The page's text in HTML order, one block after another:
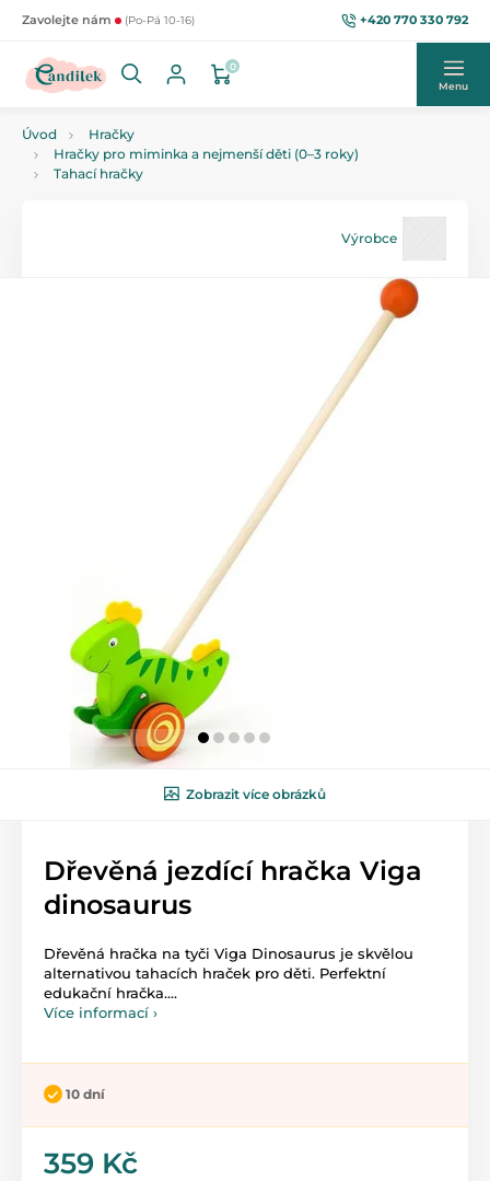
Zavolejte nám (Po-Pá 10-16) +420 770 330 792
0
Menu
Úvod
Hračky
Hračky pro miminka a nejmenší děti (0–3 roky)
Tahací hračky
Výrobce
Zobrazit více obrázků
Dřevěná jezdící hračka Viga
dinosaurus
Dřevěná hračka na tyči Viga Dinosaurus je skvělou
alternativou tahacích hraček pro děti. Perfektní
edukační hračka....
Více informací ›
10 dní
359 Kč